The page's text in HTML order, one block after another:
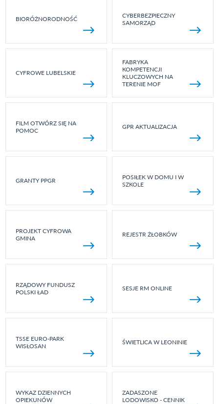
BIORÓŻNORODNOŚĆ
CYBERBEZPIECZNY
SAMORZĄD
CYFROWE LUBELSKIE
FABRYKA
KOMPETENCJI
KLUCZOWYCH NA
TERENIE MOF
FILM OTWÓRZ SIĘ NA
POMOC
GPR AKTUALIZACJA
GRANTY PPGR
POSIŁEK W DOMU I W
SZKOLE
PROJEKT CYFROWA
GMINA
REJESTR ŻŁOBKÓW
RZĄDOWY FUNDUSZ
POLSKI ŁAD
SESJE RM ONLINE
TSSE EURO-PARK
WISŁOSAN
ŚWIETLICA W LEONINIE
WYKAZ DZIENNYCH
OPIEKUNÓW
ZADASZONE
LODOWISKO - CENNIK